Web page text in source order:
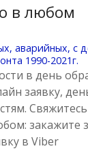
в любом
аварийных, с
1990-2021г.
в день
заявку,
закажите
в Viber